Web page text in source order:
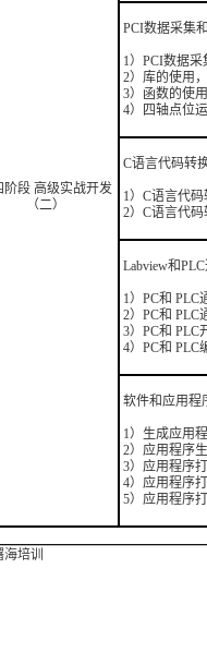
阶段 高级实战开发
（二）
PCI数据采集
1）PCI数据
2）库的使用
3）函数的使用
4）四轴点位
C语言代码转
1）C语言代
2）C语言代
Labview和
1）PC和 PLC
2）PC和 PLC
3）PC和 PLC
4）PC和 PLC
软件和应用程
1）生成应用
2）应用程序
3）应用程序
4）应用程序
5）应用程序